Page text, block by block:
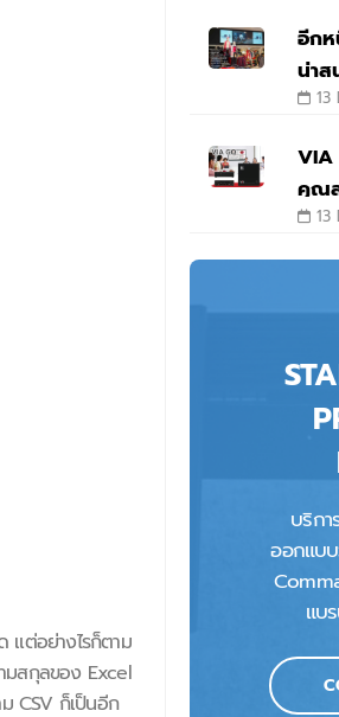
แต่อย่างไรก็ตาม
มสกุลของ Excel
CSV ก็เป็นอีก
อีก
น่าส
อัจฉ
13
VIA
คุณส
สาย
ประ
13
บริกา
ออกแบ
แบ